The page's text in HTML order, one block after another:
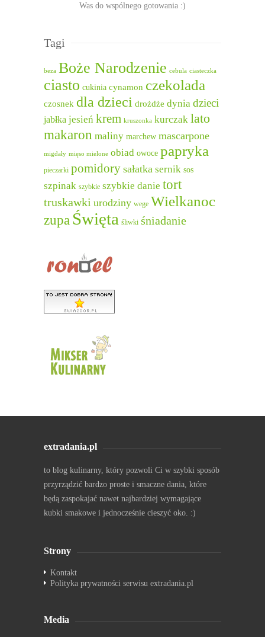
Was do wspólnego gotowania :)
Tagi
beza Boże Narodzenie cebula ciasteczka
ciasto cukinia cynamon czekolada
czosnek dla dzieci drożdże dynia dzieci
jabłka jesień krem kruszonka kurczak lato
makaron maliny marchew mascarpone
migdały mięso mielone obiad owoce papryka
pieczarki pomidory sałatka sernik sos
szpinak szybkie szybkie danie tort
truskawki urodziny wege Wielkanoc
zupa Święta śliwki śniadanie
extradania.pl
to blog kulinarny, który pozwoli Ci w szybki sposób
przyrządzić bardzo proste i smaczne dania, które
będą zaspokajać nawet najbardziej wymagające
kubki smakowe i jednocześnie cieszyć oko. :)
Strony
Kontakt
Polityka prywatności serwisu extradania.pl
Media